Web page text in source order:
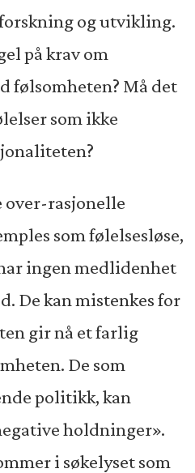
og utvikling.
på krav om
følsomheten? Må det
som ikke
over-rasjonelle
som følelsesløse,
ingen medlidenhet
De kan mistenkes for
gir nå et farlig
De som
politikk, kan
holdninger».
i søkelyset som